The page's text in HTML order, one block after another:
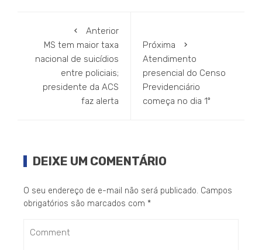
Anterior
MS tem maior taxa
nacional de suicídios
entre policiais;
presidente da ACS
faz alerta
Próxima
Atendimento
presencial do Censo
Previdenciário
começa no dia 1º
DEIXE UM COMENTÁRIO
O seu endereço de e-mail não será publicado. Campos
obrigatórios são marcados com *